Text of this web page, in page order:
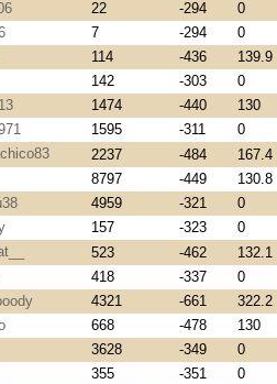
22 -294 0
7 -294 0
114 -436 139.9
142 -303 0
1474 -440 130
1595 -311 0
2237 -484 167.4
8797 -449 130.8
4959 -321 0
157 -323 0
523 -462 132.1
418 -337 0
4321 -661 322.2
668 -478 130
3628 -349 0
355 -351 0